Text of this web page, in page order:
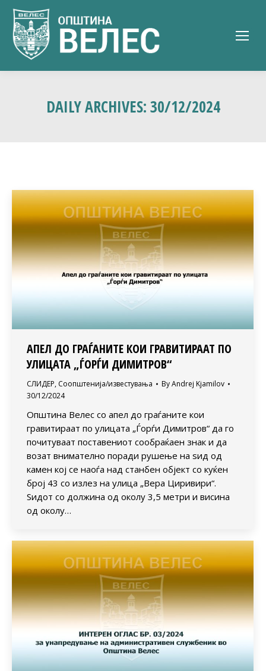
DAILY ARCHIVES:30/12/2024
AПЕЛ ДО ГРАЃАНИТЕ КОИ ГРАВИТИРААТ ПО
УЛИЦАТА „ЃОРЃИ ДИМИТРОВ“
СЛИДЕР, Соопштенија/известувања ByAndrej Kjamilov
30/12/2024
Општина Велес со апел до граѓаните кои
гравитираат по улицата „Ѓорѓи Димитров“ да го
почитуваат поставениот сообраќаен знак и да
возат внимателно поради рушење на ѕид од
камен кој се наоѓа над станбен објект со куќен
број 43 со излез на улица „Вера Циривири“.
Ѕидот со должина од околу 3,5 метри и висина
од околу…